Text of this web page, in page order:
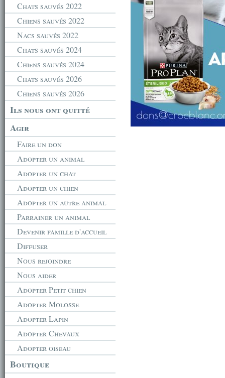
Chats sauvés 2022
Chiens sauvés 2022
Nacs sauvés 2022
Chats sauvés 2024
Chiens sauvés 2024
Chats sauvés 2026
Chiens sauvés 2026
Ils nous ont quitté
Agir
Faire un don
Adopter un animal
Adopter un chat
Adopter un chien
Adopter un autre animal
Parrainer un animal
Devenir famille d'accueil
Diffuser
Nous rejoindre
Nous aider
Adopter Petit chien
Adopter Molosse
Adopter Lapin
Adopter Chevaux
Adopter oiseau
Boutique